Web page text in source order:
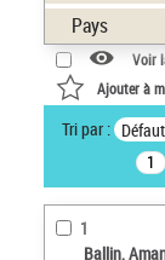
Pays
Voir
Ajouter à
Tri par : Défaut
1
Ballin,